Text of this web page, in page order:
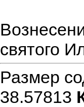
святого
Размер
38.57813